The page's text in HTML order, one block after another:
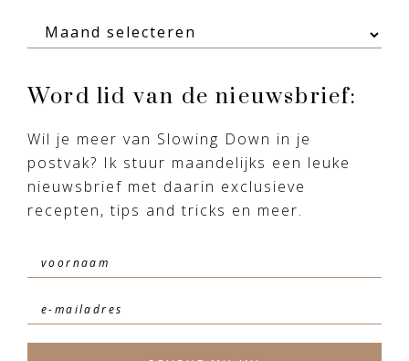
Archieven
Word lid van de nieuwsbrief:
Wil je meer van Slowing Down in je
postvak? Ik stuur maandelijks een leuke
nieuwsbrief met daarin exclusieve
recepten, tips and tricks en meer.